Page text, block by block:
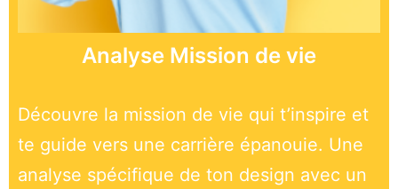
Analyse Mission de vie
Découvre la mission de vie qui t’inspire et
te guide vers une carrière épanouie. Une
analyse spécifique de ton design avec un